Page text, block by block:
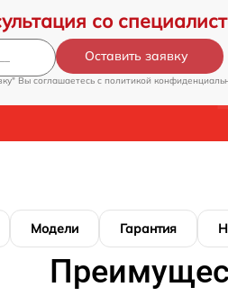
со
Оставить заявку
Вы соглашаетесь c политикой
Модели Гарантия